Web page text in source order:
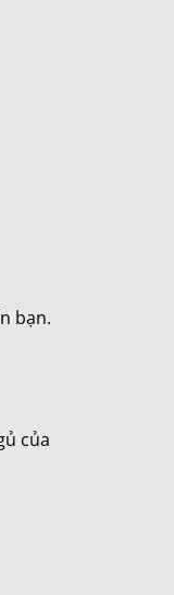
bạn.
của